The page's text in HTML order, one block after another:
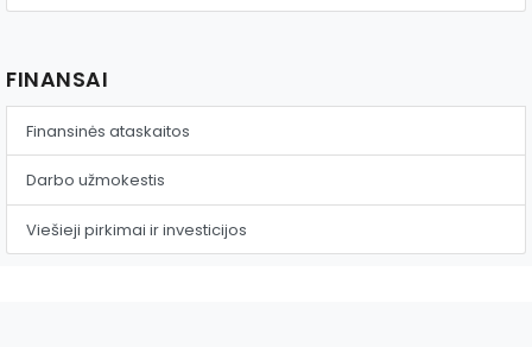
FINANSAI
Finansinės ataskaitos
Darbo užmokestis
Viešieji pirkimai ir investicijos